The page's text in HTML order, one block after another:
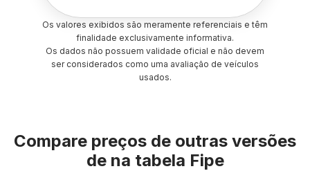
Os valores exibidos são meramente referenciais e têm
finalidade exclusivamente informativa.
Os dados não possuem validade oficial e não devem
ser considerados como uma avaliação de veículos
usados.
Compare preços de outras versões
de na tabela Fipe